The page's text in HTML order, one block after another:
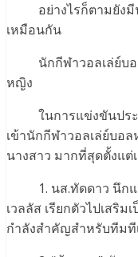
อย่างไรก็ตามยังมีนั
เหมือนกัน
นักกีฬาวอลเล่ย์บอล
หญิง
ในการแข่งขันประจ
เข้านักกีฬาวอลเล่ย์บอ
นางสาว มากที่สุดตั้งแต่
1. นส.ทัดดาว นึกแจ้
เวลลัส เรียกตัวไปเสริ
กำลังสำคัญสำหรับทีมที